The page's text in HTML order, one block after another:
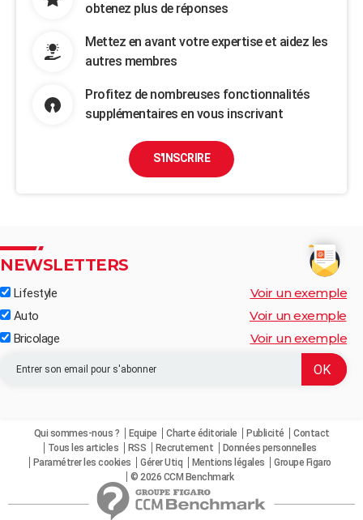
obtenez plus de réponses
Mettez en avant votre expertise et aidez les
autres membres
Profitez de nombreuses fonctionnalités
supplémentaires en vous inscrivant
S'INSCRIRE
NEWSLETTERS
Lifestyle Voir un exemple
Auto Voir un exemple
Bricolage Voir un exemple
Qui sommes-nous ? Equipe Charte éditoriale Publicité
Contact
Tous les articles
RSS Recrutement
Données personnelles
Paramétrer les cookies
Gérer Utiq Mentions légales
Groupe Figaro
© 2026 CCM Benchmark